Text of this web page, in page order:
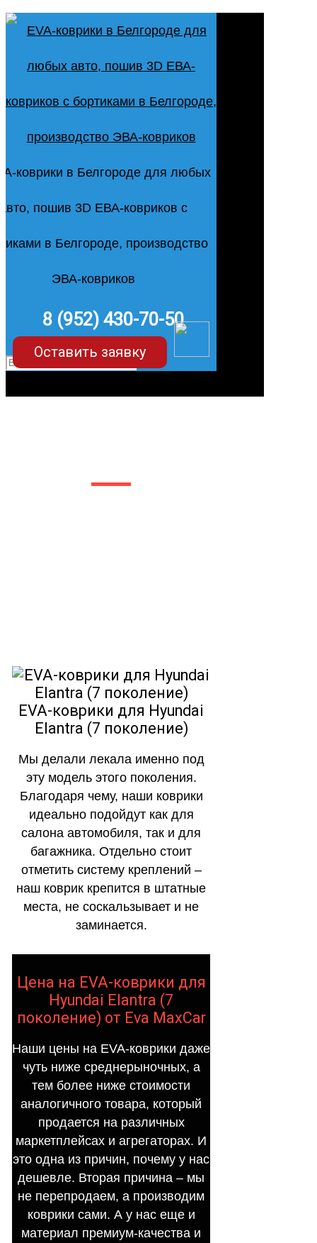
8 (952) 430-70-50
Оставить заявку
EVA-коврики для Hyundai
Elantra (7 поколение)
Мы делали лекала именно под
эту модель этого поколения.
Благодаря чему, наши коврики
идеально подойдут как для
салона автомобиля, так и для
багажника. Отдельно стоит
отметить систему креплений –
наш коврик крепится в штатные
места, не соскальзывает и не
заминается.
Цена на EVA-коврики для
Hyundai Elantra (7
поколение) от Eva MaxCar
Наши цены на EVA-коврики даже
чуть ниже среднерыночных, а
тем более ниже стоимости
аналогичного товара, который
продается на различных
маркетплейсах и агрегаторах. И
это одна из причин, почему у нас
дешевле. Вторая причина – мы
не перепродаем, а производим
коврики сами. А у нас еще и
материал премиум-качества и